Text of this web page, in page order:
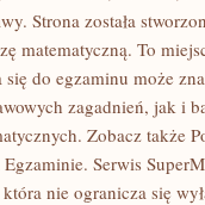
Strona została
matematyczną. To
do egzaminu może
zagadnień, jak i
Zobacz także
Serwis
nie ogranicza się